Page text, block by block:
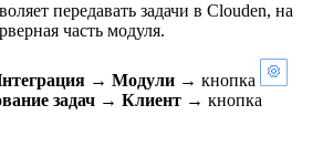
передавать задачи в Clouden, на
часть модуля.
→ Модули → кнопка
задач → Клиент → кнопка